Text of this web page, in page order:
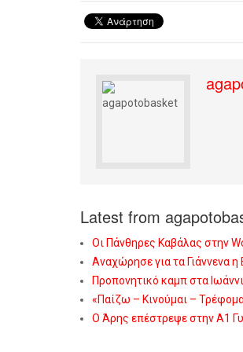
Latest from
Οι Πάνθηρες Καβάλας στην
Αναχώρησε για τα Γιάννενα η
Προπονητικό καμπ στα
«Παίζω – Κινούμαι –
Ο Άρης επέστρεψε στην Α1